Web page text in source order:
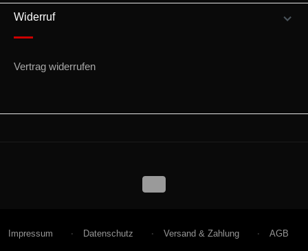
Widerruf
Vertrag widerrufen
Impressum Datenschutz Versand & Zahlung AGB